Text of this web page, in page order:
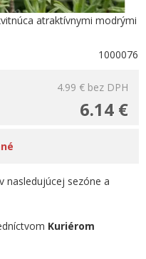
atraktívnymi modrými
1000076
4.99 € bez DPH
6.14 €
nasledujúcej sezóne a
Kuriérom